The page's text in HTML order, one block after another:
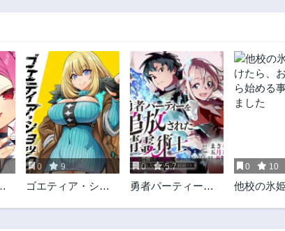
0 9
ゴエティア・ショ
0 5.7
勇者パーティーを
た不遇職、真の仲
0 10
他校の氷
した